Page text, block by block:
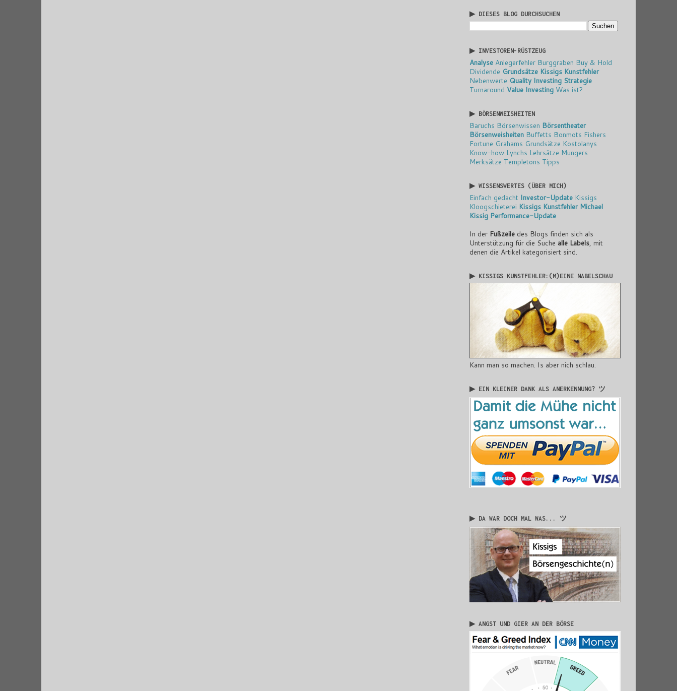
▶ DIESES BLOG DURCHSUCHEN
▶ INVESTOREN-RÜSTZEUG
Analyse Anlegerfehler Burggraben Buy & Hold
Dividende Grundsätze Kissigs Kunstfehler
Nebenwerte Quality Investing Strategie
Turnaround Value Investing Was ist?
▶ BÖRSENWEISHEITEN
Baruchs Börsenwissen Börsentheater
Börsenweisheiten Buffetts Bonmots Fishers
Fortune Grahams Grundsätze Kostolanys
Know-how Lynchs Lehrsätze Mungers
Merksätze Templetons Tipps
▶ WISSENSWERTES (ÜBER MICH)
Einfach gedacht Investor-Update Kissigs
Kloogschieterei Kissigs Kunstfehler Michael
Kissig Performance-Update
In der Fußzeile des Blogs finden sich als
Unterstützung für die Suche alle Labels , mit
denen die Artikel kategorisiert sind.
▶ KISSIGS KUNSTFEHLER:(M)EINE NABELSCHAU
Kann man so machen. Is aber nich schlau.
▶ EIN KLEINER DANK ALS ANERKENNUNG? ツ
▶ DA WAR DOCH MAL WAS... ツ
▶ ANGST UND GIER AN DER BÖRSE